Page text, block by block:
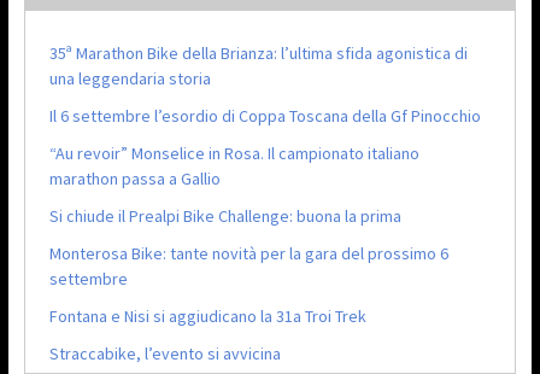
35ª Marathon Bike della Brianza: l’ultima sfida agonistica di
una leggendaria storia
Il 6 settembre l’esordio di Coppa Toscana della Gf Pinocchio
“Au revoir” Monselice in Rosa. Il campionato italiano
marathon passa a Gallio
Si chiude il Prealpi Bike Challenge: buona la prima
Monterosa Bike: tante novità per la gara del prossimo 6
settembre
Fontana e Nisi si aggiudicano la 31a Troi Trek
Straccabike, l’evento si avvicina